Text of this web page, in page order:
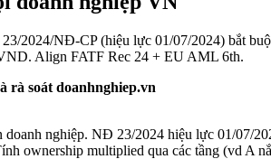
2024/NĐ-CP (hiệu lực 01/07/2024) bắt
Align FATF Rec 24 + EU AML 6th.
rà soát doanhnghiep.vn
nghiệp. NĐ 23/2024 hiệu lực 01/07/
ownership multiplied qua các tầng (vd A